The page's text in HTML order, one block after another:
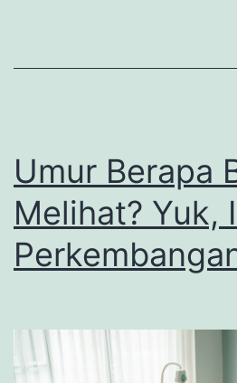
Umur Berapa
Melihat? Yuk,